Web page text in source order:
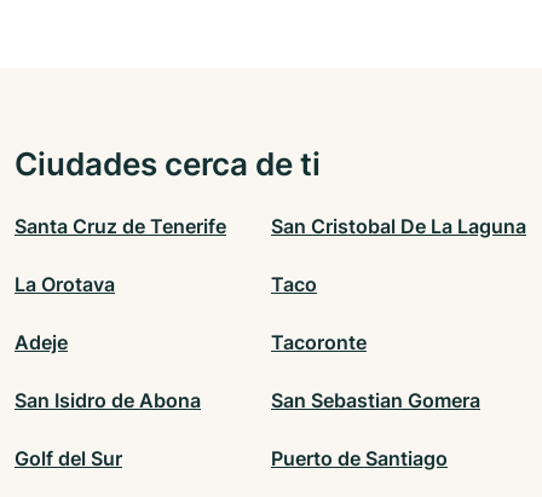
Ciudades cerca de ti
Santa Cruz de Tenerife San Cristobal De La Laguna
La Orotava Taco
Adeje Tacoronte
San Isidro de Abona San Sebastian Gomera
Golf del Sur Puerto de Santiago